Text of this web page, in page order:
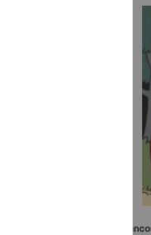
La